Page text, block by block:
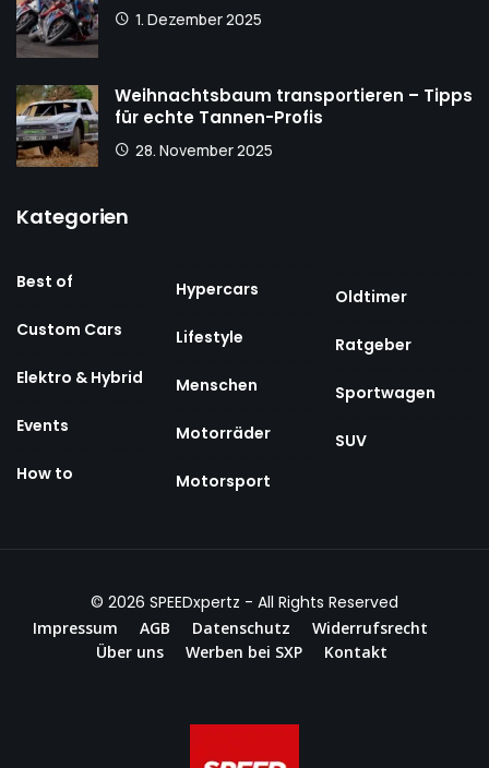
1. Dezember 2025
Weihnachtsbaum transportieren – Tipps
für echte Tannen-Profis
28. November 2025
Kategorien
Best of
Custom Cars
Elektro & Hybrid
Events
How to
Hypercars
Lifestyle
Menschen
Motorräder
Motorsport
Oldtimer
Ratgeber
Sportwagen
SUV
© 2026 SPEEDxpertz - All Rights Reserved
Impressum AGB Datenschutz
Widerrufsrecht
Über uns
Werben bei SXP Kontakt